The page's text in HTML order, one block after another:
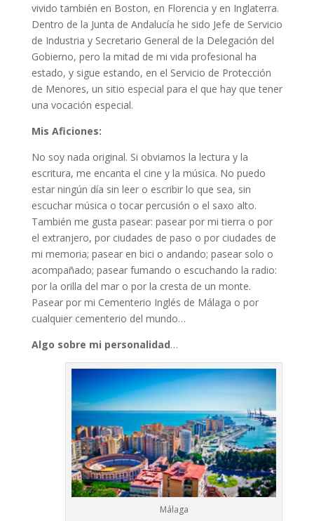
vivido también en Boston, en Florencia y en Inglaterra.
Dentro de la Junta de Andalucía he sido Jefe de Servicio
de Industria y Secretario General de la Delegación del
Gobierno, pero la mitad de mi vida profesional ha
estado, y sigue estando, en el Servicio de Protección
de Menores, un sitio especial para el que hay que tener
una vocación especial.
Mis Aficiones:
No soy nada original. Si obviamos la lectura y la
escritura, me encanta el cine y la música. No puedo
estar ningún día sin leer o escribir lo que sea, sin
escuchar música o tocar percusión o el saxo alto.
También me gusta pasear: pasear por mi tierra o por
el extranjero, por ciudades de paso o por ciudades de
mi memoria; pasear en bici o andando; pasear solo o
acompañado; pasear fumando o escuchando la radio:
por la orilla del mar o por la cresta de un monte.
Pasear por mi Cementerio Inglés de Málaga o por
cualquier cementerio del mundo…
Algo sobre mi personalidad…
Málaga